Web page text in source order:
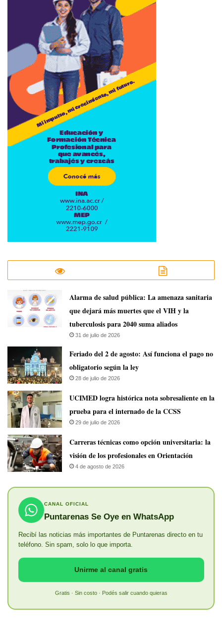
​Alarma de salud pública: La amenaza sanitaria
que dejará más muertes que el VIH y la
tuberculosis para 2040 suma aliados
31 de julio de 2026
Feriado del 2 de agosto: Así funciona el pago no
obligatorio según la ley
28 de julio de 2026
UCIMED logra histórica nota sobresaliente en la
prueba para el internado de la CCSS
29 de julio de 2026
Carreras técnicas como opción universitaria: la
visión de los profesionales en Orientación
4 de agosto de 2026
CANAL OFICIAL
Puntarenas Se Oye en WhatsApp
Recibí las noticias más importantes de Puntarenas directo en tu
teléfono. Sin spam, solo lo que importa.
Unirme al canal gratis
Gratis · Sin costo · Podés salir cuando quieras